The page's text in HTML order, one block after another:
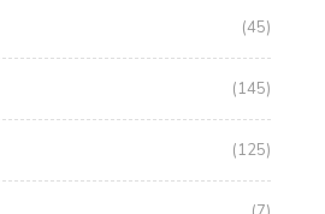
(45)
(145)
(125)